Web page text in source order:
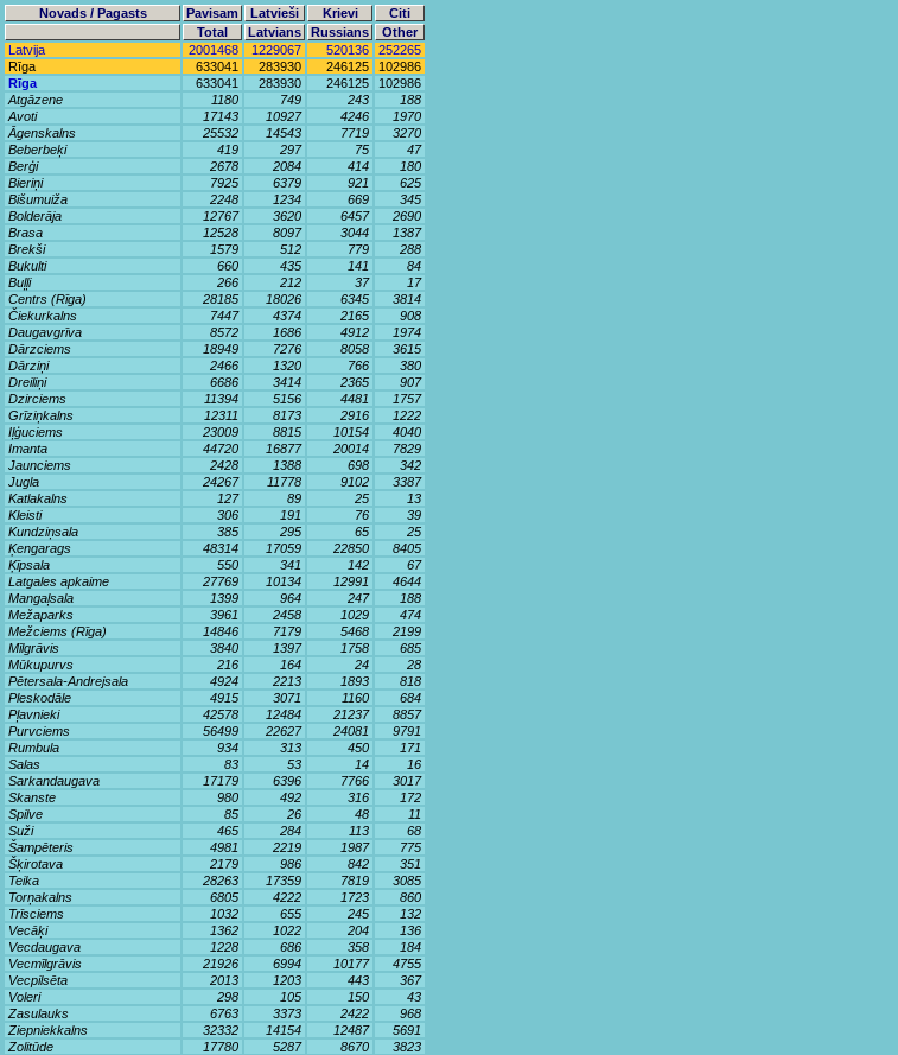
Novads / Pagasts Pavisam Latvieši Krievi
Citi
Total
Latvians Russians
Other
Latvija
2001468 1229067 520136
252265
Rīga
633041 283930 246125
102986
Rīga
633041 283930 246125
102986
Atgāzene
1180 749 243
188
Avoti
17143 10927 4246
1970
Āgenskalns
25532 14543 7719
3270
Beberbeķi
419 297 75
47
Berģi
2678 2084 414
180
Bieriņi
7925 6379 921
625
Bišumuiža
2248 1234 669
345
Bolderāja
12767 3620 6457
2690
Brasa
12528 8097 3044
1387
Brekši
1579 512 779
288
Bukulti
660 435 141
84
Buļļi
266 212 37
17
Centrs (Rīga)
28185 18026 6345
3814
Čiekurkalns
7447 4374 2165
908
Daugavgrīva
8572 1686 4912
1974
Dārzciems
18949 7276 8058
3615
Dārziņi
2466 1320 766
380
Dreiliņi
6686 3414 2365
907
Dzirciems
11394 5156 4481
1757
Grīziņkalns
12311 8173 2916
1222
Iļģuciems
23009 8815 10154
4040
Imanta
44720 16877 20014
7829
Jaunciems
2428 1388 698
342
Jugla
24267 11778 9102
3387
Katlakalns
127 89 25
13
Kleisti
306 191 76
39
Kundziņsala
385 295 65
25
Ķengarags
48314 17059 22850
8405
Ķīpsala
550 341 142
67
Latgales apkaime
27769 10134 12991
4644
Mangaļsala
1399 964 247
188
Mežaparks
3961 2458 1029
474
Mežciems (Rīga)
14846 7179 5468
2199
Mīlgrāvis
3840 1397 1758
685
Mūkupurvs
216 164 24
28
Pētersala-Andrejsala
4924 2213 1893
818
Pleskodāle
4915 3071 1160
684
Pļavnieki
42578 12484 21237
8857
Purvciems
56499 22627 24081
9791
Rumbula
934 313 450
171
Salas
83 53 14
16
Sarkandaugava
17179 6396 7766
3017
Skanste
980 492 316
172
Spilve
85 26 48
11
Suži
465 284 113
68
Šampēteris
4981 2219 1987
775
Šķirotava
2179 986 842
351
Teika
28263 17359 7819
3085
Torņakalns
6805 4222 1723
860
Trīsciems
1032 655 245
132
Vecāķi
1362 1022 204
136
Vecdaugava
1228 686 358
184
Vecmīlgrāvis
21926 6994 10177
4755
Vecpilsēta
2013 1203 443
367
Voleri
298 105 150
43
Zasulauks
6763 3373 2422
968
Ziepniekkalns
32332 14154 12487
5691
Zolitūde
17780 5287 8670
3823